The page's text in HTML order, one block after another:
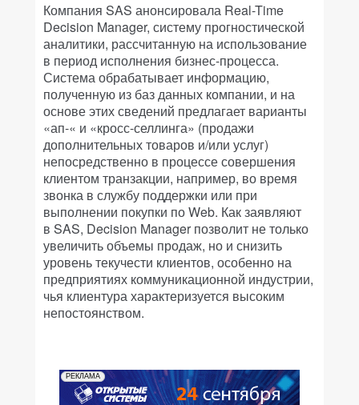
Компания SAS анонсировала Real-Time
Decision Manager, систему прогностической
аналитики, рассчитанную на использование
в период исполнения бизнес-процесса.
Система обрабатывает информацию,
полученную из баз данных компании, и на
основе этих сведений предлагает варианты
«ап-« и «кросс-селлинга» (продажи
дополнительных товаров и/или услуг)
непосредственно в процессе совершения
клиентом транзакции, например, во время
звонка в службу поддержки или при
выполнении покупки по Web. Как заявляют
в SAS, Decision Manager позволит не только
увеличить объемы продаж, но и снизить
уровень текучести клиентов, особенно на
предприятиях коммуникационной индустрии,
чья клиентура характеризуется высоким
непостоянством.
РЕКЛАМА